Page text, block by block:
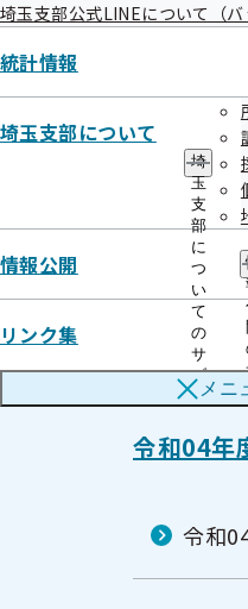
埼玉支部公式LINEについて（バ
統計情報
埼玉支部について
埼
玉
支
部
に
つ
い
て
の
サ
ブ
メ
ュ
ー
情報公開
リンク集
メニ
令和4年度 第1回埼玉支
開催案内
資
令和04年
令和